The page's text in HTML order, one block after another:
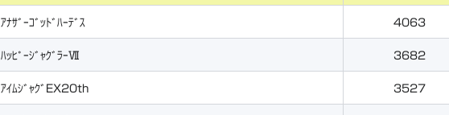
ｱﾅｻﾞｰｺﾞｯﾄﾞﾊｰﾃﾞｽ 4063
ﾊｯﾋﾟｰｼﾞｬｸﾞﾗｰⅦ 3682
ｱｲﾑｼﾞｬｸﾞEX20th 3527